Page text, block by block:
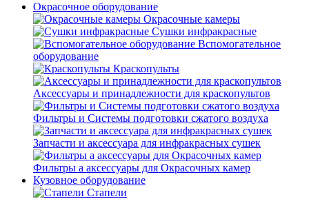
Окрасочное оборудование
Окрасочные камеры
Сушки инфракрасные
Вспомогательное
оборудование
Краскопульты
Аксессуары и принадлежности для краскопультов
Фильтры и Системы подготовки сжатого воздуха
Запчасти и аксессуара для инфракрасных сушек
Фильтры а аксессуары для Окрасочных камер
Кузовное оборудование
Стапели